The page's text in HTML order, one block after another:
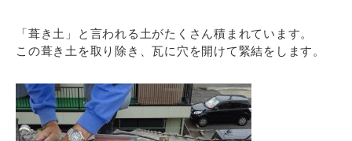
「葺き土」と言われる土がたくさん積まれています。
この葺き土を取り除き、瓦に穴を開けて緊結をします。